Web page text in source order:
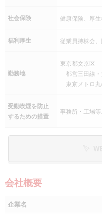
社会保険 健康保険、厚
福利厚生 従業員持株会
勤務地
東京都文京区
都営三田線
東京メトロ
受動喫煙を防止
するための措置
事務所・工場
会社概要
企業名